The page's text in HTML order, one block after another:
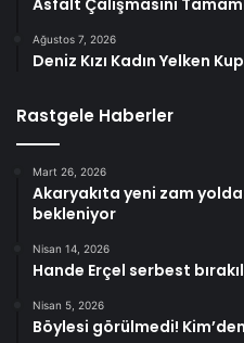
Ağustos 7, 2026
Deniz Kızı Kadın Yelken
Rastgele Haberler
Mart 26, 2026
Akaryakıta yeni zam
bekleniyor
Nisan 14, 2026
Hande Erçel serbest
Nisan 5, 2026
Böylesi görülmedi!